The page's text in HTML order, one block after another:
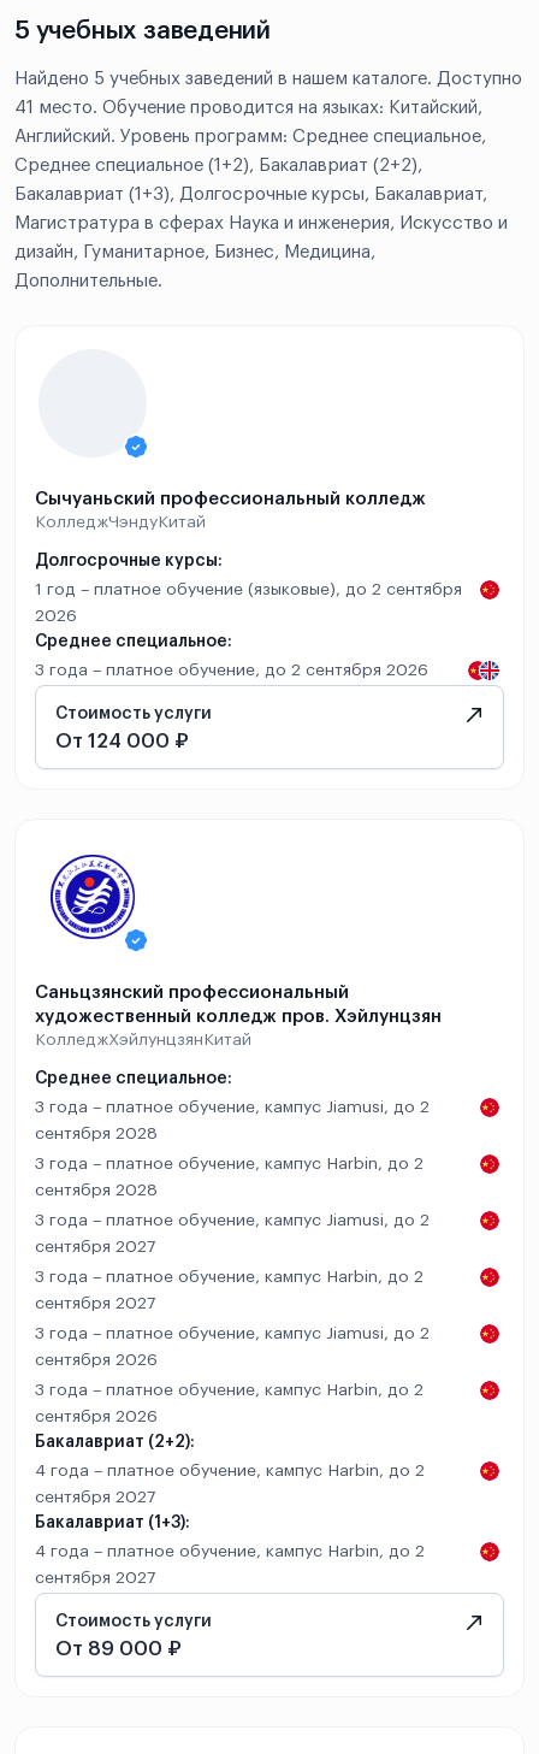
5 учебных заведений
Найдено 5 учебных заведений в нашем каталоге. Доступно
41 место. Обучение проводится на языках: Китайский,
Английский. Уровень программ: Среднее специальное,
Среднее специальное (1+2), Бакалавриат (2+2),
Бакалавриат (1+3), Долгосрочные курсы, Бакалавриат,
Магистратура в сферах Наука и инженерия, Искусство и
дизайн, Гуманитарное, Бизнес, Медицина,
Дополнительные.
Сычуаньский профессиональный колледж
КолледжЧэнду Китай
Долгосрочные курсы:
1 год – платное обучение (языковые), до 2 сентября
2026
Среднее специальное:
3 года – платное обучение, до 2 сентября 2026
Стоимость услуги
От 124 000 ₽
Саньцзянский профессиональный
художественный колледж пров. Хэйлунцзян
КолледжХэйлунцзян Китай
Среднее специальное:
3 года – платное обучение, кампус Jiamusi, до 2
сентября 2028
3 года – платное обучение, кампус Harbin, до 2
сентября 2028
3 года – платное обучение, кампус Jiamusi, до 2
сентября 2027
3 года – платное обучение, кампус Harbin, до 2
сентября 2027
3 года – платное обучение, кампус Jiamusi, до 2
сентября 2026
3 года – платное обучение, кампус Harbin, до 2
сентября 2026
Бакалавриат (2+2):
4 года – платное обучение, кампус Harbin, до 2
сентября 2027
Бакалавриат (1+3):
4 года – платное обучение, кампус Harbin, до 2
сентября 2027
Стоимость услуги
От 89 000 ₽